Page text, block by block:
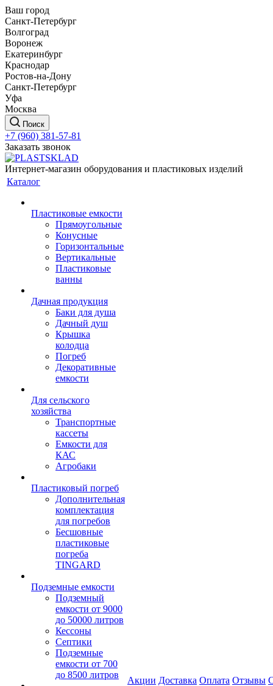
Ваш город
Санкт-Петербург
Волгоград
Воронеж
Екатеринбург
Краснодар
Ростов-на-Дону
Санкт-Петербург
Уфа
Москва
Поиск
+7 (960) 381-57-81
Заказать звонок
Интернет-магазин оборудования и пластиковых изделий
Каталог
Пластиковые емкости
Прямоугольные
Конусные
Горизонтальные
Вертикальные
Пластиковые
ванны
Дачная продукция
Баки для душа
Дачный душ
Крышка
колодца
Погреб
Декоративные
емкости
Для сельского
хозяйства
Транспортные
кассеты
Емкости для
КАС
Агробаки
Пластиковый погреб
Дополнительная
комплектация
для погребов
Бесшовные
пластиковые
погреба
TINGARD
Подземные емкости
Подземный
емкости от 9000
до 50000 литров
Кессоны
Септики
Подземные
емкости от 700
до 8500 литров
Акции Доставка Оплата Отзывы